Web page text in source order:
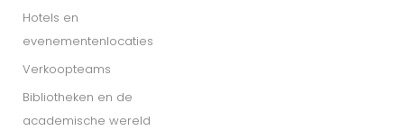
Hotels en
evenementenlocaties
Verkoopteams
Bibliotheken en de
academische wereld